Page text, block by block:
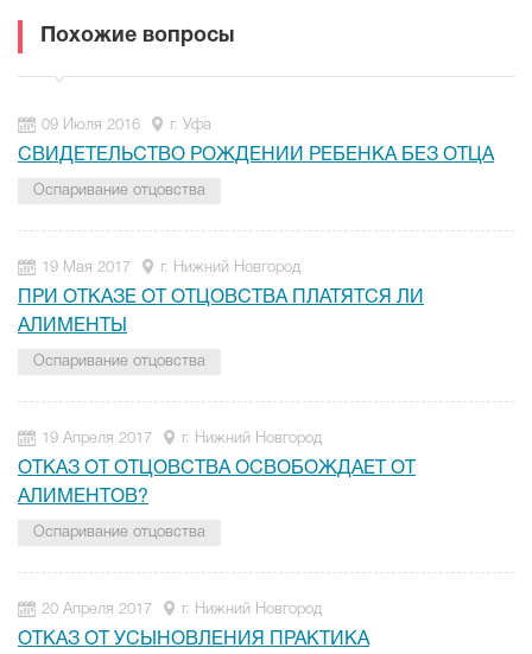
Похожие вопросы
09 Июля 2016 г. Уфа
СВИДЕТЕЛЬСТВО РОЖДЕНИИ РЕБЕНКА БЕЗ ОТЦА
Оспаривание отцовства
19 Мая 2017 г. Нижний Новгород
ПРИ ОТКАЗЕ ОТ ОТЦОВСТВА ПЛАТЯТСЯ ЛИ
АЛИМЕНТЫ
Оспаривание отцовства
19 Апреля 2017 г. Нижний Новгород
ОТКАЗ ОТ ОТЦОВСТВА ОСВОБОЖДАЕТ ОТ
АЛИМЕНТОВ?
Оспаривание отцовства
20 Апреля 2017 г. Нижний Новгород
ОТКАЗ ОТ УСЫНОВЛЕНИЯ ПРАКТИКА